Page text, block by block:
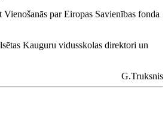
par Eiropas Savienības fonda
Kauguru vidusskolas direktori un
G.Truksnis